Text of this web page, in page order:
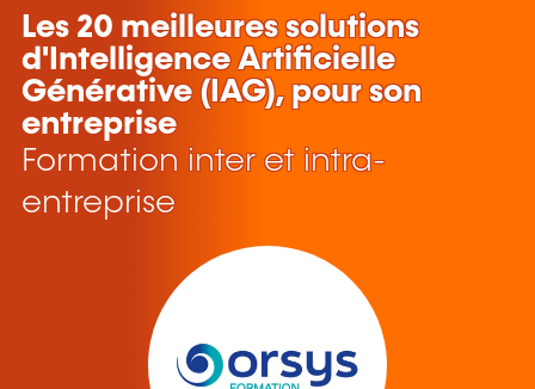
Les 20 meilleures solutions
d'Intelligence Artificielle
Générative (IAG), pour son
entreprise
Formation inter et intra-
entreprise